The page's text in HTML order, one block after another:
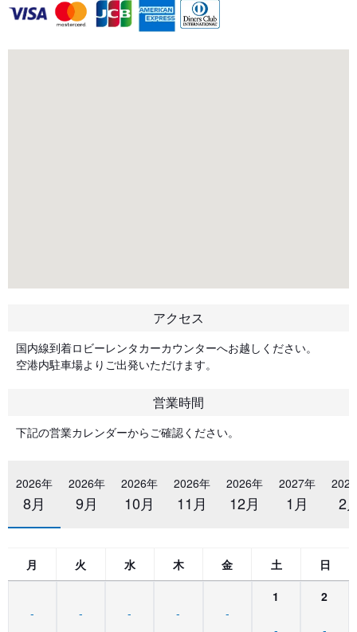
アクセス
国内線到着ロビーレンタカーカウンターへお越しください。
空港内駐車場よりご出発いただけます。
営業時間
下記の営業カレンダーからご確認ください。
2026年
8月
2026年
9月
2026年
10月
2026年
11月
2026年
12月
2027年
1月 2
月 火 水 木 金 土 日
- - - - -
1 2